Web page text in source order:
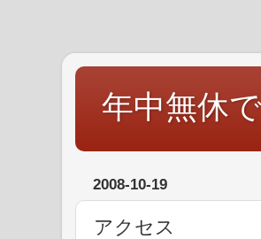
年中無休
2008-10-19
アクセス